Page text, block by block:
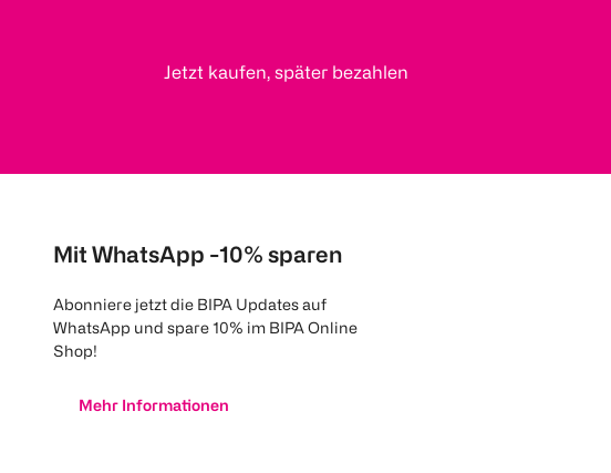
Jetzt kaufen, später bezahlen
Mit WhatsApp -10% sparen
Abonniere jetzt die BIPA Updates auf
WhatsApp und spare 10% im BIPA Online
Shop!
Mehr Informationen